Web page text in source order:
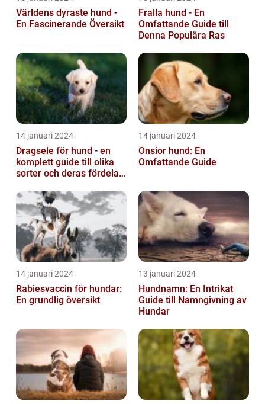
Världens dyraste hund -
En Fascinerande Översikt
Fralla hund - En
Omfattande Guide till
Denna Populära Ras
14 januari 2024
Dragsele för hund - en
komplett guide till olika
sorter och deras fördelar
14 januari 2024
Onsior hund: En
Omfattande Guide
14 januari 2024
Rabiesvaccin för hundar:
En grundlig översikt
13 januari 2024
Hundnamn: En Intrikat
Guide till Namngivning av
Hundar